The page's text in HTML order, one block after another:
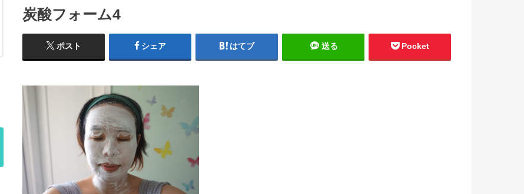
炭酸フォーム4
ポスト シェア はてブ 送る Pocket